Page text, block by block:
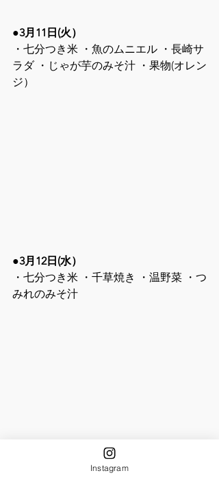
●3月11日(火）
・七分つき米 ・魚のムニエル ・長崎サ
ラダ ・じゃが芋のみそ汁 ・果物(オレン
ジ）
●3月12日(水）
・七分つき米 ・千草焼き ・温野菜 ・つ
みれのみそ汁
Instagram